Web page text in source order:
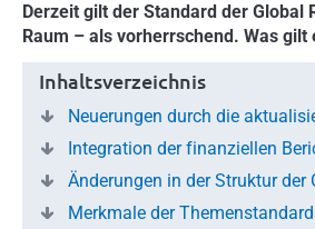
Derzeit gilt der Standard der
Raum – als vorherrschend. Was gilt
Inhaltsverzeichnis
Neuerungen durch die
Integration der finanziellen
Änderungen in der Struktur der
Merkmale der